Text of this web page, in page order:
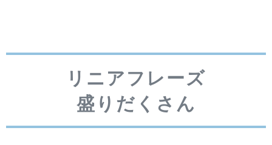
リニアフレーズ
盛りだくさん